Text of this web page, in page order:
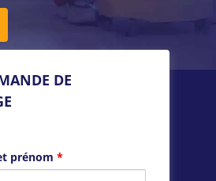
DE
prénom *